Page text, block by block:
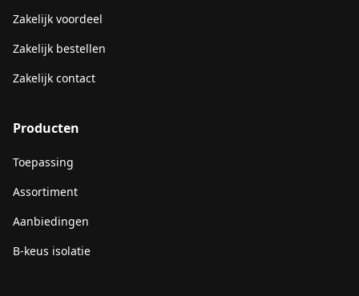
Zakelijk voordeel
Zakelijk bestellen
Zakelijk contact
Producten
Toepassing
Assortiment
Aanbiedingen
B-keus isolatie